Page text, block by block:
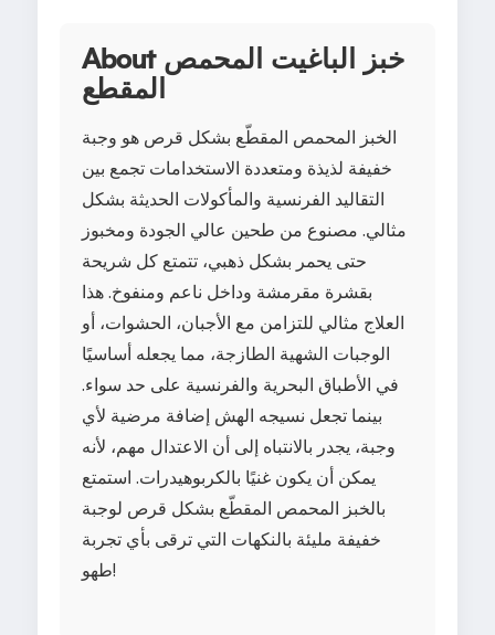
About خبز الباغيت المحمص
المقطع
الخبز المحمص المقطّع بشكل قرص هو وجبة
خفيفة لذيذة ومتعددة الاستخدامات تجمع بين
التقاليد الفرنسية والمأكولات الحديثة بشكل
مثالي. مصنوع من طحين عالي الجودة ومخبوز
حتى يحمر بشكل ذهبي، تتمتع كل شريحة
بقشرة مقرمشة وداخل ناعم ومنفوخ. هذا
العلاج مثالي للتزامن مع الأجبان، الحشوات، أو
الوجبات الشهية الطازجة، مما يجعله أساسيًا
في الأطباق البحرية والفرنسية على حد سواء.
بينما تجعل نسيجه الهش إضافة مرضية لأي
وجبة، يجدر بالانتباه إلى أن الاعتدال مهم، لأنه
يمكن أن يكون غنيًا بالكربوهيدرات. استمتع
بالخبز المحمص المقطّع بشكل قرص لوجبة
خفيفة مليئة بالنكهات التي ترقى بأي تجربة
طهو!